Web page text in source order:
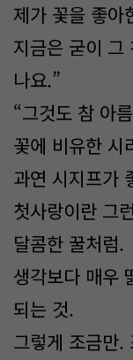
제가 꽃을 좋아
지금은 굳이 그
나요.”
“그것도 참 아
꽃에 비유한 시
과연 시지프가
첫사랑이란 그
달콤한 꿀처럼.
생각보다 매우
되는 것.
그렇게 조금만.